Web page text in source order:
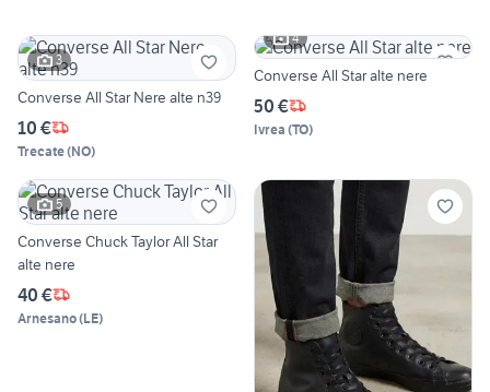
3
Converse All Star Nere alte n39
10 €
Trecate(NO)
4
Converse All Star alte nere
50 €
Ivrea (TO)
5
Converse Chuck Taylor All Star
alte nere
40 €
Arnesano(LE)